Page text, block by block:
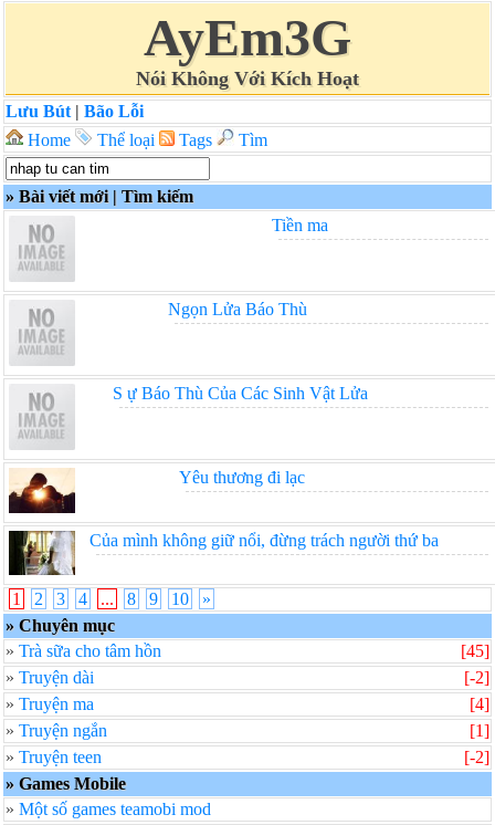
AyEm3G
Nói Không Với Kích Hoạt
Lưu Bút | Bão Lỗi
Home
Thể loại Tags Tìm
» Bài viết mới | Tìm kiếm
Tiền ma
Ngọn Lửa Báo Thù
S ự Báo Thù Của Các Sinh Vật Lửa
Yêu thương đi lạc
Của mình không giữ nổi, đừng trách người thứ ba
1 2 3 4 ... 8 9 10
»
» Chuyên mục
» Trà sữa cho tâm hồn [45]
» Truyện dài [-2]
» Truyện ma [4]
» Truyện ngắn [1]
» Truyện teen [-2]
» Games Mobile
» Một số games teamobi mod